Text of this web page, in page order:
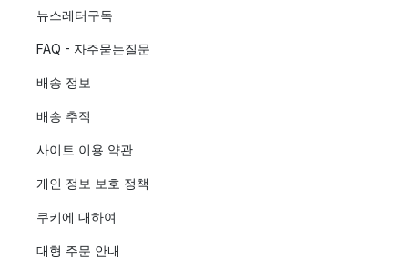
뉴스레터구독
FAQ - 자주묻는질문
배송 정보
배송 추적
사이트 이용 약관
개인 정보 보호 정책
쿠키에 대하여
대형 주문 안내